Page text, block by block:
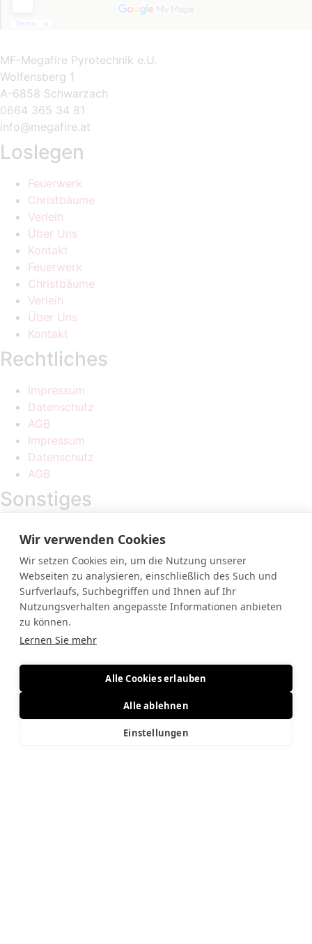
MF-Megafire Pyrotechnik e.U.
Wolfensberg 1
A-6858 Schwarzach
0664 365 34 81
info@megafire.at
Loslegen
Feuerwerk
Christbäume
Verleih
Über Uns
Kontakt
Feuerwerk
Christbäume
Verleih
Über Uns
Kontakt
Rechtliches
Impressum
Datenschutz
AGB
Impressum
Datenschutz
AGB
Sonstiges
Sponsorings
MF-Megafire Pyrotechnik e.U.
Wolfensberg 1
A-6858 Schwarzach
info@megafire.at
Loslegen
Christbäume
Verleih
Wir verwenden Cookies
Wir setzen Cookies ein, um die Nutzung unserer
Webseiten zu analysieren, einschließlich des Such und
Surfverlaufs, Suchbegriffen und Ihnen auf Ihr
Nutzungsverhalten angepasste Informationen anbieten
zu können.
Lernen Sie mehr
Alle Cookies erlauben
Alle ablehnen
Einstellungen